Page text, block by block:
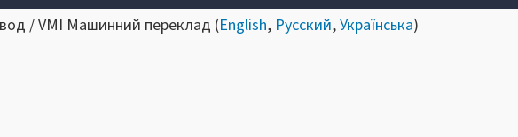
/ VMI Машинний переклад (English, Русский,Українська)